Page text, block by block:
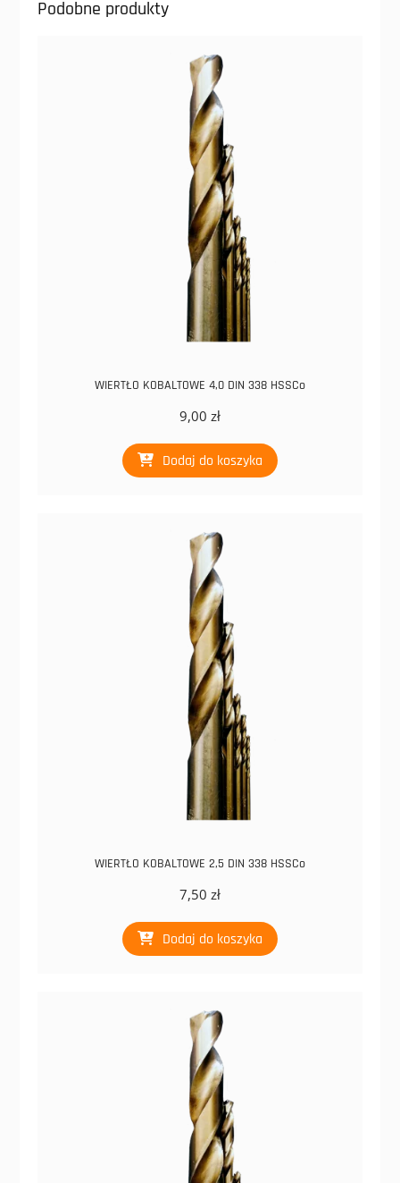
Podobne produkty
WIERTŁO KOBALTOWE 4,0 DIN 338 HSSCo
9,00 zł
Dodaj do koszyka
WIERTŁO KOBALTOWE 2,5 DIN 338 HSSCo
7,50 zł
Dodaj do koszyka